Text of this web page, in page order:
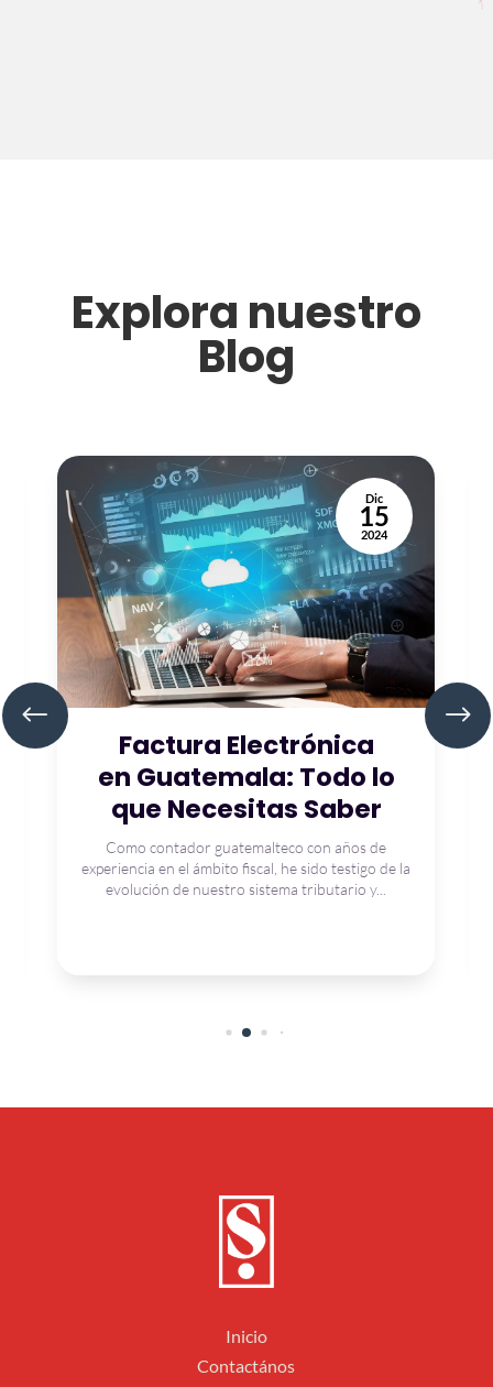
Explora nuestro
Blog
Dic
15
2024
Factura Electrónica
en Guatemala: Todo lo
que Necesitas Saber
Como contador guatemalteco con años de
experiencia en el ámbito fiscal, he sido testigo de la
evolución de nuestro sistema tributario y...
Inicio
Contactános